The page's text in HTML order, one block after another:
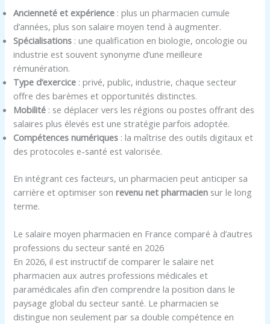
Ancienneté et expérience : plus un pharmacien cumule
d’années, plus son salaire moyen tend à augmenter.
Spécialisations : une qualification en biologie, oncologie ou
industrie est souvent synonyme d’une meilleure
rémunération.
Type d’exercice : privé, public, industrie, chaque secteur
offre des barèmes et opportunités distinctes.
Mobilité : se déplacer vers les régions ou postes offrant des
salaires plus élevés est une stratégie parfois adoptée.
Compétences numériques : la maîtrise des outils digitaux et
des protocoles e-santé est valorisée.
En intégrant ces facteurs, un pharmacien peut anticiper sa
carrière et optimiser sonrevenu net pharmacien sur le long
terme.
Le salaire moyen pharmacien en France comparé à d’autres
professions du secteur santé en 2026
En 2026, il est instructif de comparer le salaire net
pharmacien aux autres professions médicales et
paramédicales afin d’en comprendre la position dans le
paysage global du secteur santé. Le pharmacien se
distingue non seulement par sa double compétence en